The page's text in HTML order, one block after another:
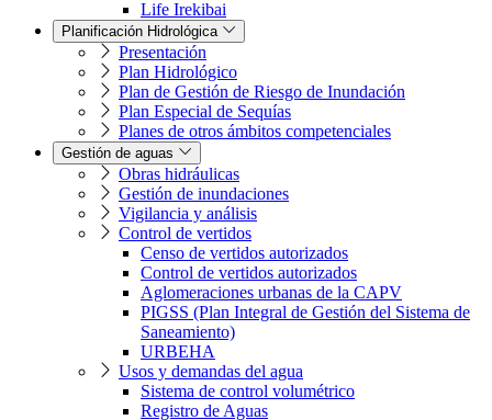
Life Irekibai
Planificación Hidrológica
Presentación
Plan Hidrológico
Plan de Gestión de Riesgo de Inundación
Plan Especial de Sequías
Planes de otros ámbitos competenciales
Gestión de aguas
Obras hidráulicas
Gestión de inundaciones
Vigilancia y análisis
Control de vertidos
Censo de vertidos autorizados
Control de vertidos autorizados
Aglomeraciones urbanas de la CAPV
PIGSS (Plan Integral de Gestión del Sistema de
Saneamiento)
URBEHA
Usos y demandas del agua
Sistema de control volumétrico
Registro de Aguas